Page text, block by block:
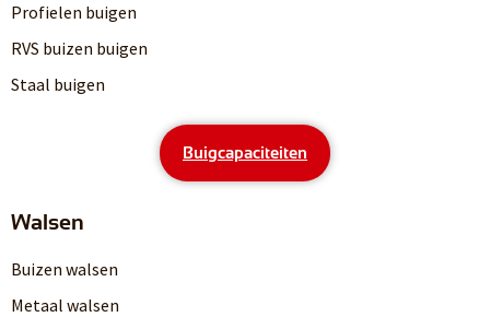
Profielen buigen
RVS buizen buigen
Staal buigen
Buigcapaciteiten
Walsen
Buizen walsen
Metaal walsen